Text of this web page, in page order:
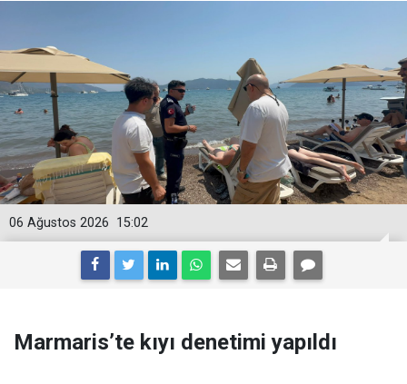
15:02
06 Ağustos 2026
Marmaris’te kıyı denetimi yapıldı